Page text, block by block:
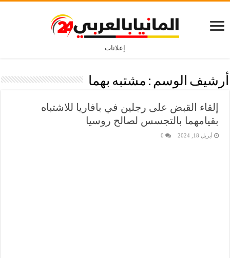
إعلانات
أرشيف الوسم : مشتبه بهما
إلقاء القبض على رجلين في بافاريا للاشتباه
بقيامهما بالتجسس لصالح روسيا
أبريل 18, 2024 0